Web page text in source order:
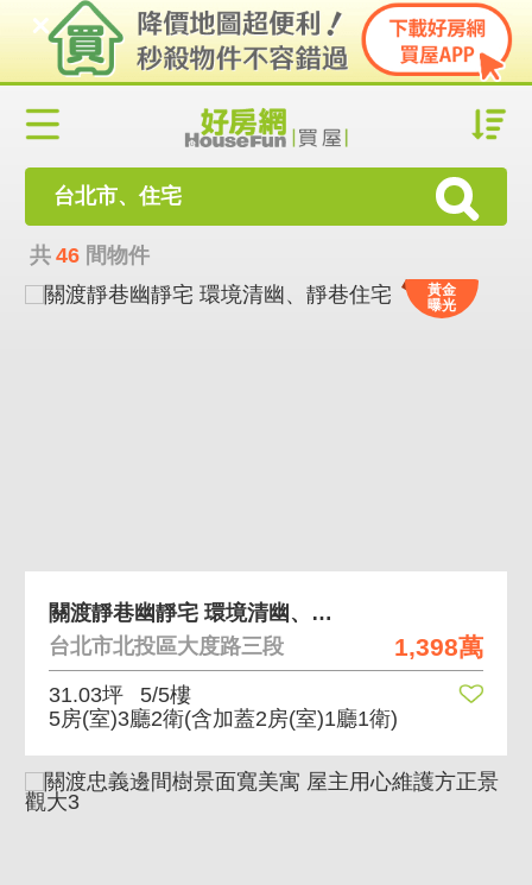
台北市、住宅
共 46 間物件
黃金
曝光
1,398萬
關渡靜巷幽靜宅 環境清幽、靜巷住宅
台北市北投區大度路三段
31.03坪
5/5樓
5房(室)3廳2衛(含加蓋2房(室)1廳1衛)